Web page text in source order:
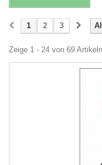
1 2 3
Zeige 1 - 24 von 69 Artikeln